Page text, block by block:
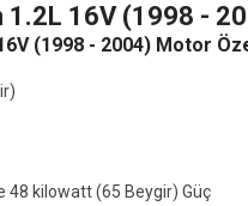
1.2L 16V (1998 -
(1998 - 2004) Motor
48 kilowatt (65 Beygir) Güç